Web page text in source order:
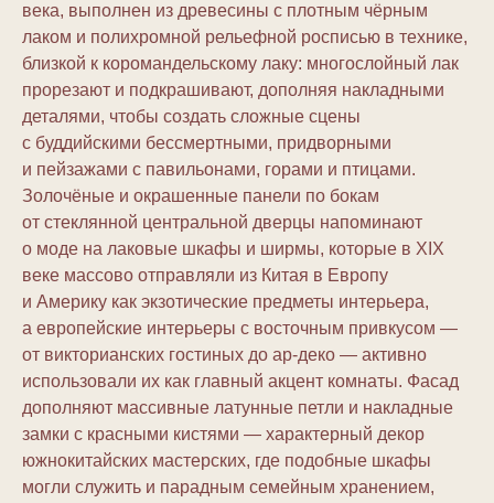
века, выполнен из древесины с плотным чёрным
лаком и полихромной рельефной росписью в технике,
близкой к коромандельскому лаку: многослойный лак
прорезают и подкрашивают, дополняя накладными
деталями, чтобы создать сложные сцены
с буддийскими бессмертными, придворными
и пейзажами с павильонами, горами и птицами.
Золочёные и окрашенные панели по бокам
от стеклянной центральной дверцы напоминают
о моде на лаковые шкафы и ширмы, которые в XIX
веке массово отправляли из Китая в Европу
и Америку как экзотические предметы интерьера,
а европейские интерьеры с восточным привкусом —
от викторианских гостиных до ар-деко — активно
использовали их как главный акцент комнаты. Фасад
дополняют массивные латунные петли и накладные
замки с красными кистями — характерный декор
южнокитайских мастерских, где подобные шкафы
могли служить и парадным семейным хранением,